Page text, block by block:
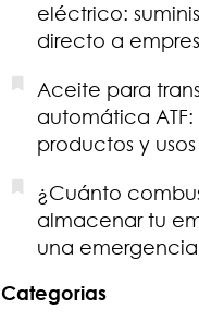
eléctrico:
directo a
Aceite para
automática ATF:
productos y usos
¿Cuánto
almacenar tu
una
Categorias